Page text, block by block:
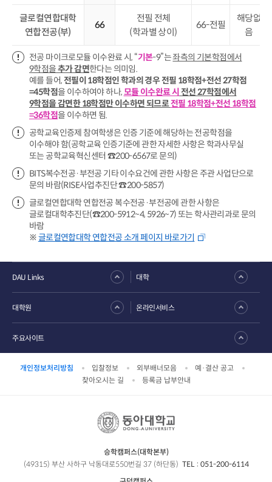
글로컬연합대학
연합전공(부)
66
전필 전체
(학과별 상이)
66-전필
해당없
음
전공 마이크로모듈 이수완료 시, “기본-9”는좌측의 기본학점에서
9학점을추가 감면한다는 의미임.
예를 들어, 전필이 18학점인 학과의 경우 전필 18학점+전선 27학점
=45학점을 이수하여야 하나,모듈 이수완료 시 전선 27학점에서
9학점을 감면한 18학점만 이수하면 되므로전필 18학점+전선 18학점
=36학점을 이수하면 됨.
공학교육인증제 참여학생은 인증 기준에 해당하는 전공학점을
이수해야 함(공학교육 인증기준에 관한 자세한 사항은 학과사무실
또는 공학교육혁신센터 ☎200-6567로 문의)
BITS복수전공·부전공 기타 이수요건에 관한 사항은 주관 사업단으로
문의 바람(RISE사업추진단 ☎200-5857)
글로컬연합대학 연합전공 복수전공·부전공에 관한 사항은
글로컬대학추진단(☎200-5912~4, 5926~7) 또는 학사관리과로 문의
바람
※글로컬연합대학 연합전공 소개 페이지 바로가기
개인정보처리방침 입찰정보 외부배너모음
예·결산 공고
찾아오시는 길
등록금 납부안내
DAU Links 대학
대학원 온라인서비스
주요사이트
승학캠퍼스(대학본부)
(49315) 부산 사하구 낙동대로550번길 37 (하단동) TEL : 051-200-6114